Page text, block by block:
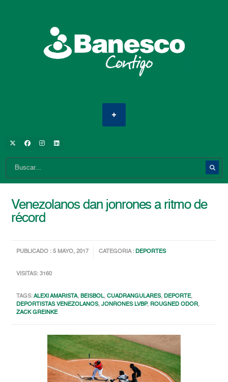
Venezolanos dan jonrones a ritmo de
récord
PUBLICADO : 5 MAYO, 2017 CATEGORIA :DEPORTES
VISITAS: 3160
TAGS:ALEXI AMARISTA,BEISBOL,CUADRANGULARES,DEPORTE,
DEPORTISTAS VENEZOLANOS,JONRONES LVBP, ROUGNED ODOR,
ZACK GREINKE